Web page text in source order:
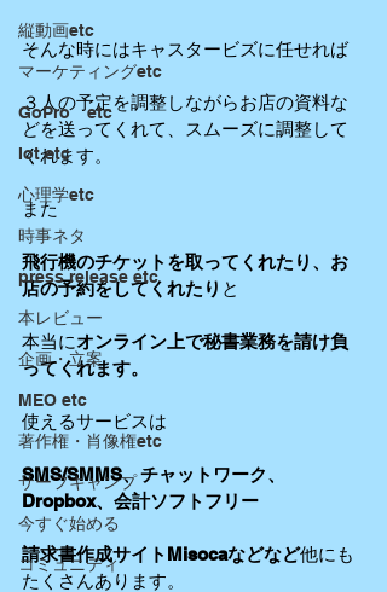
縦動画etc
マーケティングetc
GoPro etc
Iot etc
心理学etc
時事ネタ
press release etc
本レビュー
企画・立案
MEO etc
著作権・肖像権etc
サーフキャンプ
今すぐ始める
コミュニティ
そんな時にはキャスタービズに任せれば
３人の予定を調整しながらお店の資料な
どを送ってくれて、スムーズに調整して
くれます。
また
飛行機のチケットを取ってくれたり、お
店の予約をしてくれたり と
本当にオンライン上で秘書業務を請け負
ってくれます。
使えるサービスは
SMS/SMMS、チャットワーク、
Dropbox、会計ソフトフリー
請求書作成サイトMisocaなどなど他にも
たくさんあります。